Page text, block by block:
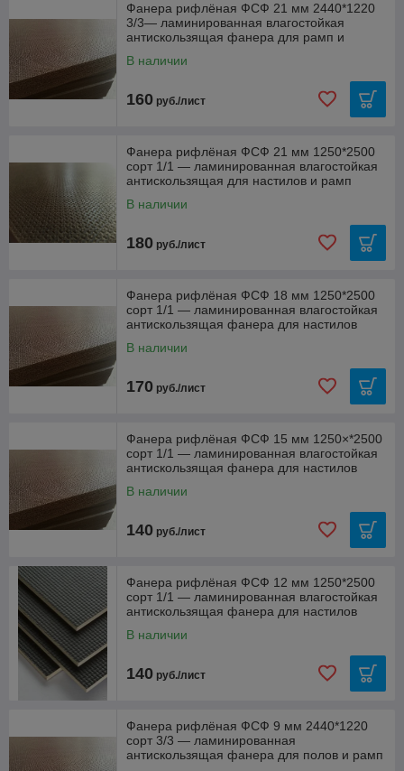
Фанера рифлёная ФСФ 21 мм 2440*1220
3/3— ламинированная влагостойкая
антискользящая фанера для рамп и
В наличии
160 руб./лист
Фанера рифлёная ФСФ 21 мм 1250*2500
сорт 1/1 — ламинированная влагостойкая
антискользящая для настилов и рамп
В наличии
180 руб./лист
Фанера рифлёная ФСФ 18 мм 1250*2500
сорт 1/1 — ламинированная влагостойкая
антискользящая фанера для настилов
В наличии
170 руб./лист
Фанера рифлёная ФСФ 15 мм 1250×*2500
сорт 1/1 — ламинированная влагостойкая
антискользящая фанера для настилов
В наличии
140 руб./лист
Фанера рифлёная ФСФ 12 мм 1250*2500
сорт 1/1 — ламинированная влагостойкая
антискользящая фанера для настилов
В наличии
140 руб./лист
Фанера рифлёная ФСФ 9 мм 2440*1220
сорт 3/3 — ламинированная
антискользящая фанера для полов и рамп